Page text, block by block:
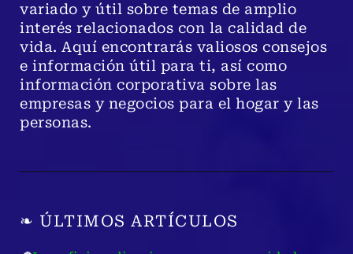
variado y útil sobre temas de amplio
interés relacionados con la calidad de
vida. Aquí encontrarás valiosos consejos
e información útil para ti, así como
información corporativa sobre las
empresas y negocios para el hogar y las
personas.
❧ ÚLTIMOS ARTÍCULOS